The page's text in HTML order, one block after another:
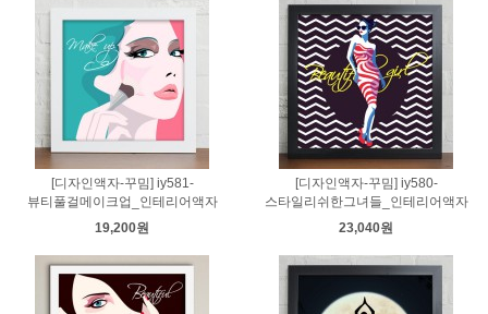
[디자인액자-꾸밈] iy581-
뷰티풀걸메이크업_인테리어액자
19,200원
[디자인액자-꾸밈] iy580-
스타일리쉬한그녀들_인테리어액자
23,040원